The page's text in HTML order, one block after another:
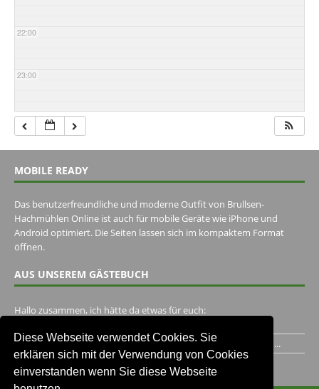
Diese Webseite verwendet Cookies. Sie
erklären sich mit der Verwendung von Cookies
einverstanden wenn Sie diese Webseite
22:00
23:00
MOBILE READY
Das benutzerfreundliche und moderne Outfit von Brullsen-
Hachmühlen Online ist auch für mobile Geräte wie iPhone und
Android optimiert. Die Seiten lassen sich im kompaktem Format
öffnen.
AUS UNSEREM GÄSTEBUCH
Hallo zusammen, ich hätte da etwas für euch:
Ich habe ein Jahr im Gasthaus Hugo Pape verbracht..Habe ihn...
Unser Gästebuch besuchen